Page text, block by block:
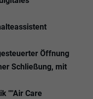
Öffnung
Schließung, mit
""Air Care